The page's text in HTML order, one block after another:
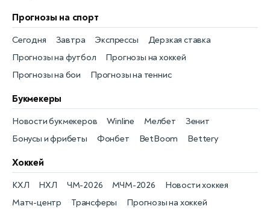
Прогнозы на спорт
Прогнозы на футбол
Сегодня
Прогнозы на хоккей
Завтра
Прогнозы на бои
Экспрессы
Прогнозы на теннис
Дерзкая ставка
Букмекеры
Бонусы и фрибеты
Новости букмекеров
Фонбет
Winline
BetBoom
Мелбет
Bettery
Зенит
Хоккей
Новости хоккея
КХЛ
Матч-центр
НХЛ
Трансферы
ЧМ-2026
Прогнозы на хоккей
МЧМ-2026